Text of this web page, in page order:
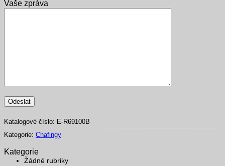
Vaše zpráva
Katalogové číslo: E-R69100B
Kategorie: Chafingy
Kategorie
Žádné rubriky